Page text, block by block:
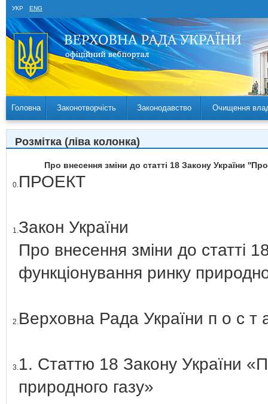
УКР ENG
Головна Законотворчість Законодавство Очищення
Розмітка (ліва колонка)
Про внесення зміни до статті 18 Закону України
0.ПРОЕКТ
1.Закон України
Про внесення зміни до статті
функціонування ринку
2.Верховна Рада України п о с т
3.1. Статтю 18 Закону України
природного газу»